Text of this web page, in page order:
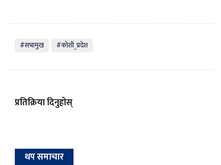
#सभामुख #कोशी_प्रदेश
प्रतिक्रिया दिनुहोस्
थप समाचार